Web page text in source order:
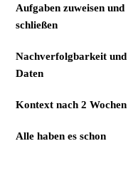
Aufgaben zuweisen und
schließen
Nachverfolgbarkeit und
Daten
Kontext nach 2 Wochen
Alle haben es schon